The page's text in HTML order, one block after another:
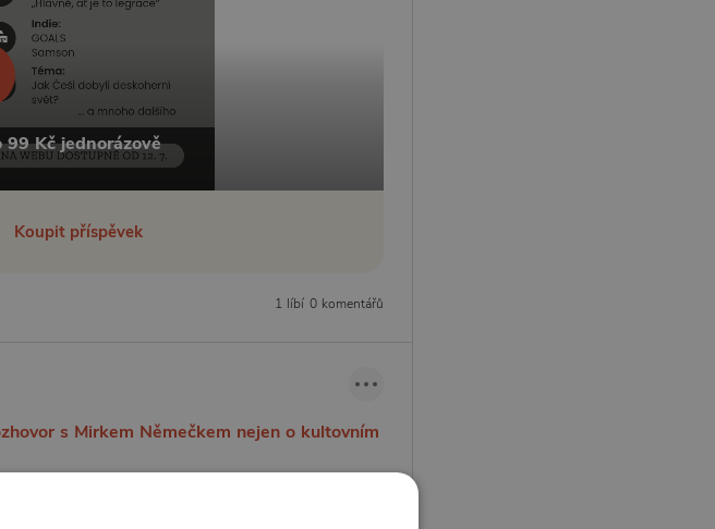
Kč jednorázově
Koupit příspěvek
1 líbí 0 komentářů
s Mirkem Němečkem nejen o kultovním